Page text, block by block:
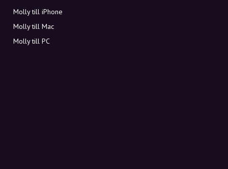
Molly till iPhone
Molly till Mac
Molly till PC